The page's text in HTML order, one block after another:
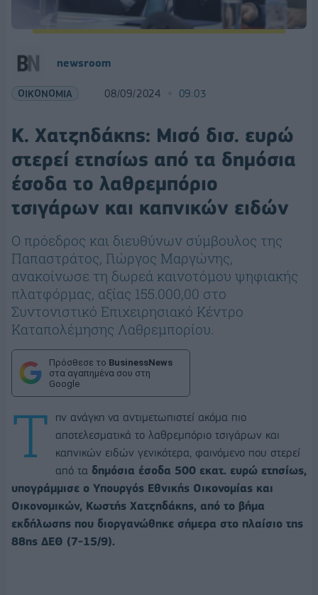
newsroom
ΟΙΚΟΝΟΜΙΑ 08/09/2024 09:03
Κ. Χατζηδάκης: Μισό δισ. ευρώ
στερεί ετησίως από τα δημόσια
έσοδα το λαθρεμπόριο
τσιγάρων και καπνικών ειδών
O πρόεδρος και διευθύνων σύμβουλος της
Παπαστράτος, Γιώργος Μαργώνης,
ανακοίνωσε τη δωρεά καινοτόμου ψηφιακής
πλατφόρμας, αξίας 155.000,00 στο
Συντονιστικό Επιχειρησιακό Κέντρο
Καταπολέμησης Λαθρεμπορίου.
Πρόσθεσε το BusinessNews
στα αγαπημένα σου στη
Google
Τ
ην ανάγκη να αντιμετωπιστεί ακόμα πιο
αποτελεσματικά το λαθρεμπόριο τσιγάρων και
καπνικών ειδών γενικότερα, φαινόμενο που στερεί
από τα δημόσια έσοδα 500 εκατ. ευρώ ετησίως,
υπογράμμισε ο Υπουργός Εθνικής Οικονομίας και
Οικονομικών, Κωστής Χατζηδάκης, από το βήμα
εκδήλωσης που διοργανώθηκε σήμερα στο πλαίσιο της
88ης ΔΕΘ (7-15/9).